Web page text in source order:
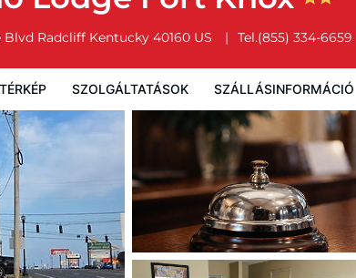
Blvd Radcliff Kentucky 40160 US Tel.(855) 334-6659
TÉRKÉP SZOLGÁLTATÁSOK SZÁLLÁSINFORMÁCIÓ